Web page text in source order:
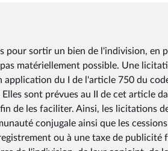
pour sortir un bien de l'indivision, en
matériellement possible. Une
du I de l'article 750 du
sont prévues au II de cet article
de les faciliter. Ainsi, les licitations
conjugale ainsi que les
ou à une taxe de publicité